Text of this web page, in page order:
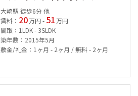
大崎駅 徒歩6分 他
賃料： 20 万円 - 51 万円
間取：1LDK - 3SLDK
築年数：2015年5月
敷金/礼金：1ヶ月 - 2ヶ月 / 無料 - 2ヶ月